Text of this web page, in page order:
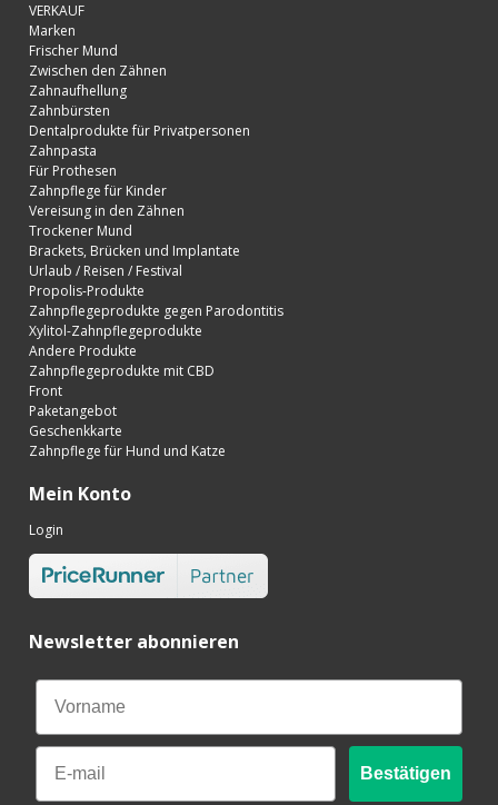
VERKAUF
Marken
Frischer Mund
Zwischen den Zähnen
Zahnaufhellung
Zahnbürsten
Dentalprodukte für Privatpersonen
Zahnpasta
Für Prothesen
Zahnpflege für Kinder
Vereisung in den Zähnen
Trockener Mund
Brackets, Brücken und Implantate
Urlaub / Reisen / Festival
Propolis-Produkte
Zahnpflegeprodukte gegen Parodontitis
Xylitol-Zahnpflegeprodukte
Andere Produkte
Zahnpflegeprodukte mit CBD
Front
Paketangebot
Geschenkkarte
Zahnpflege für Hund und Katze
Mein Konto
Login
Newsletter abonnieren
Email
Bestätigen